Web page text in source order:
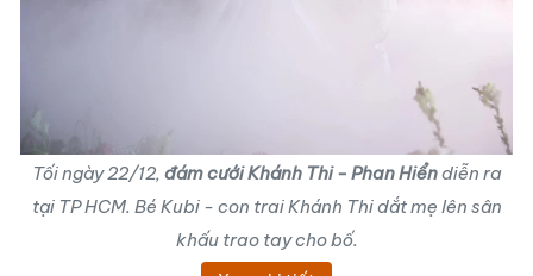
Tối ngày 22/12, đám cưới Khánh Thi - Phan Hiểndiễn ra
tại TP HCM. Bé Kubi - con trai Khánh Thi dắt mẹ lên sân
khấu trao tay cho bố.